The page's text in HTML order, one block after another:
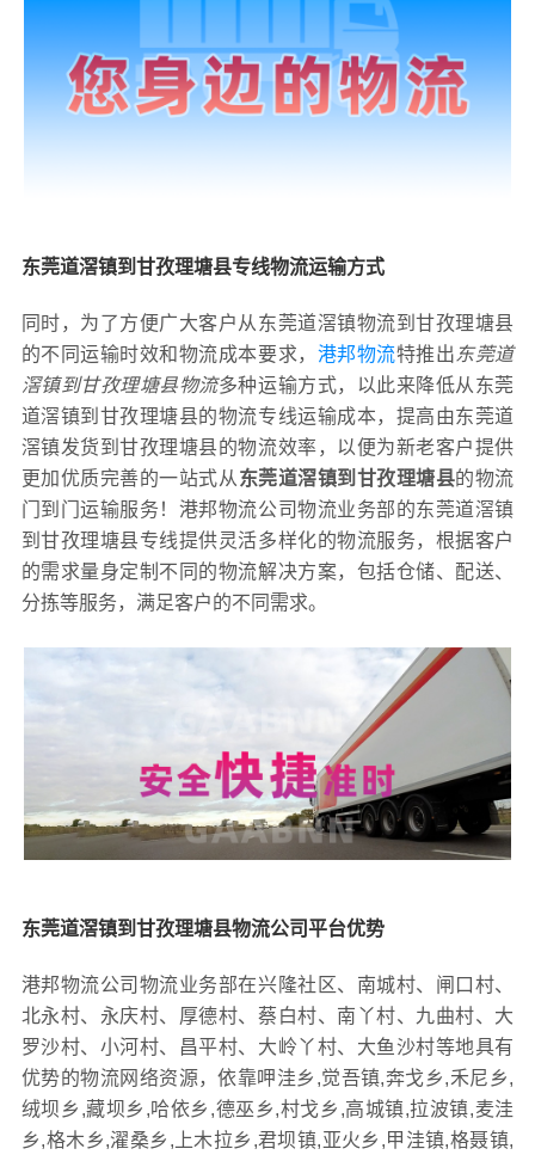
东莞道滘镇到甘孜理塘县专线物流运输方式
同时，为了方便广大客户从东莞道滘镇物流到甘孜理塘县
的不同运输时效和物流成本要求， 港邦物流特推出东莞道
滘镇到甘孜理塘县物流多种运输方式，以此来降低从东莞
道滘镇到甘孜理塘县的物流专线运输成本，提高由东莞道
滘镇发货到甘孜理塘县的物流效率，以便为新老客户提供
更加优质完善的一站式从 东莞道滘镇到甘孜理塘县的物流
门到门运输服务！港邦物流公司物流业务部的东莞道滘镇
到甘孜理塘县专线提供灵活多样化的物流服务，根据客户
的需求量身定制不同的物流解决方案，包括仓储、配送、
分拣等服务，满足客户的不同需求。
东莞道滘镇到甘孜理塘县物流公司平台优势
港邦物流公司物流业务部在兴隆社区、南城村、闸口村、
北永村、永庆村、厚德村、蔡白村、南丫村、九曲村、大
罗沙村、小河村、昌平村、大岭丫村、大鱼沙村等地具有
优势的物流网络资源，依靠呷洼乡,觉吾镇,奔戈乡,禾尼乡,
绒坝乡,藏坝乡,哈依乡,德巫乡,村戈乡,高城镇,拉波镇,麦洼
乡,格木乡,濯桑乡,上木拉乡,君坝镇,亚火乡,甲洼镇,格聂镇,